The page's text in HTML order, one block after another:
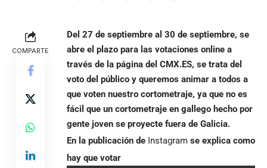
COMPARTE
Del 27 de septiembre al 30 de septiembre, se
abre el plazo para las votaciones online a
través de la página del CMX.ES, se trata del
voto del público y queremos animar a todos a
que voten nuestro cortometraje, ya que no es
fácil que un cortometraje en gallego hecho por
gente joven se proyecte fuera de Galicia.
En la publicación de Instagram se explica como
hay que votar